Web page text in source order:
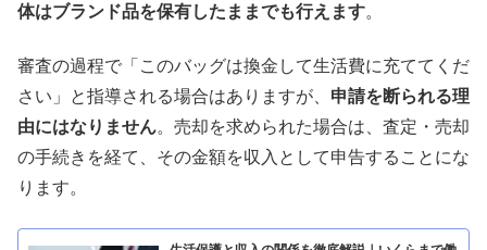
体はブランド品を保有したままでも行えます。
審査の過程で「このバッグは換金して生活費に充ててくだ
さい」と指導される場合はありますが、 申請を断られる理
由にはなりません。売却を求められた場合は、査定・売却
の手続きを経て、その金額を収入として申告することにな
ります。